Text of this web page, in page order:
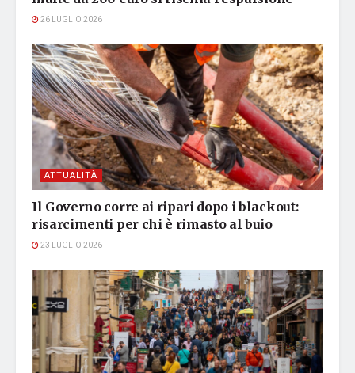
26 LUGLIO 2026
ATTUALITÀ
Il Governo corre ai ripari dopo i blackout:
risarcimenti per chi è rimasto al buio
23 LUGLIO 2026